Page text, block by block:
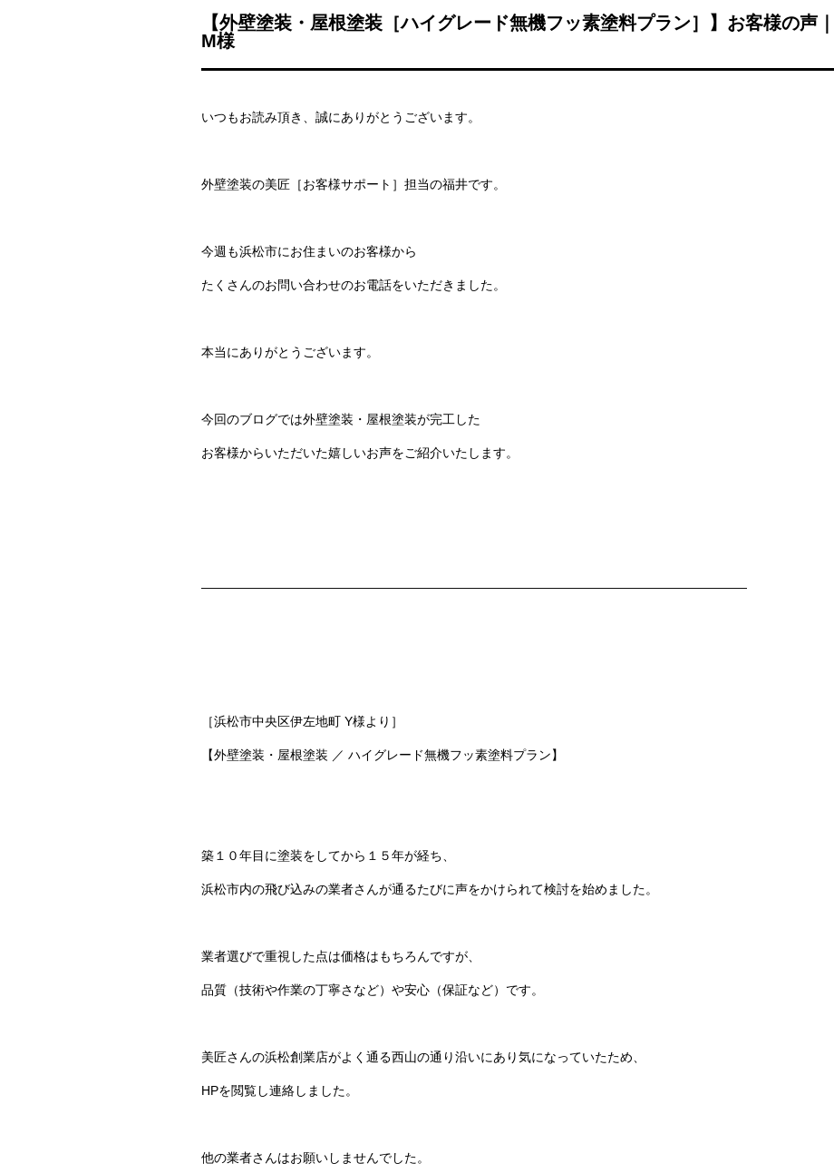
【外壁塗装・屋根塗装［ハイグレード無機フッ素塗料プラン］】お客様の声
M様
いつもお読み頂き、誠にありがとうございます。
外壁塗装の美匠［お客様サポート］担当の福井です。
今週も浜松市にお住まいのお客様から
たくさんのお問い合わせのお電話をいただきました。
本当にありがとうございます。
今回のブログでは外壁塗装・屋根塗装が完工した
お客様からいただいた嬉しいお声をご紹介いたします。
———————————————————————————————————————————
［浜松市中央区伊左地町 Y様より］
【外壁塗装・屋根塗装 ／ ハイグレード無機フッ素塗料プラン】
築１０年目に塗装をしてから１５年が経ち、
浜松市内の飛び込みの業者さんが通るたびに声をかけられて検討を始めました。
業者選びで重視した点は価格はもちろんですが、
品質（技術や作業の丁寧さなど）や安心（保証など）です。
美匠さんの浜松創業店がよく通る西山の通り沿いにあり気になっていたため、
HPを閲覧し連絡しました。
他の業者さんはお願いしませんでした。